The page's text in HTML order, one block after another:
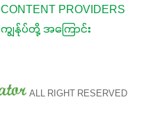
CONTENT PROVIDERS
ကျွန်ုပ်တို့ အကြောင်း
ALL RIGHT RESERVED